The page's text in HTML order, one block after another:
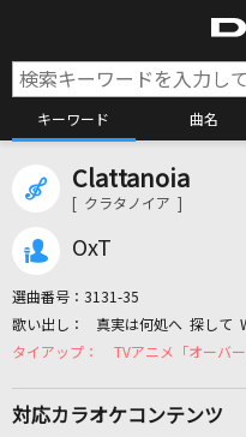
キーワード 曲名
カラオ
Clattanoia
[ クラタノイア ]
OxT
選曲番号： 3131-35
真実は何処へ 探して
TVアニメ「オーバ
対応カラオケコンテンツ